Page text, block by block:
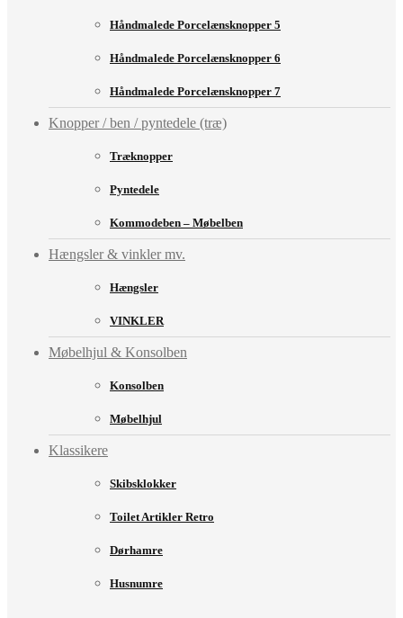
Håndmalede Porcelænsknopper 5
Håndmalede Porcelænsknopper 6
Håndmalede Porcelænsknopper 7
Knopper / ben / pyntedele (træ)
Træknopper
Pyntedele
Kommodeben – Møbelben
Hængsler & vinkler mv.
Hængsler
VINKLER
Møbelhjul & Konsolben
Konsolben
Møbelhjul
Klassikere
Skibsklokker
Toilet Artikler Retro
Dørhamre
Husnumre